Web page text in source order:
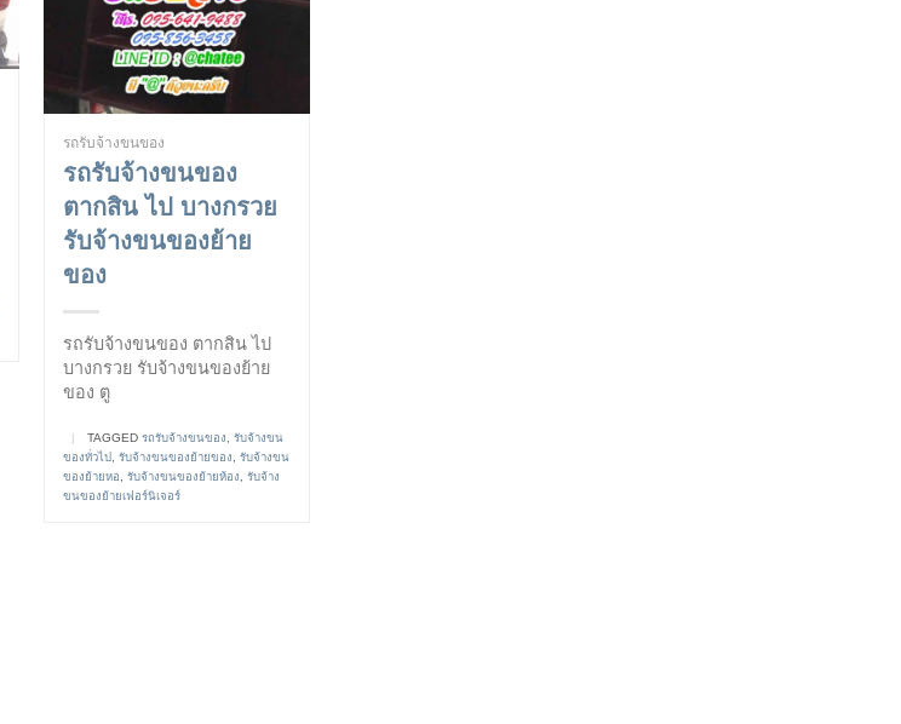
รถรับจ้างขนของ
รถรับจ้างขนของ
ตากสิน ไป บางกรวย
รับจ้างขนของย้าย
ของ
รถรับจ้างขนของ ตากสิน ไป
บางกรวย รับจ้างขนของย้าย
ของ ตู
| TAGGEDรถรับจ้างขนของ ,รับจ้างขน
ของทั่วไป
,รับจ้างขนของย้ายของ ,รับจ้างขน
ของย้ายหอ
,รับจ้างขนของย้ายห้อง ,รับจ้าง
ขนของย้ายเฟอร์นิเจอร์